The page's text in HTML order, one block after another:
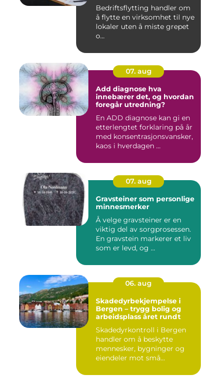
Bedriftsflytting handler om
å flytte en virksomhet til nye
lokaler uten å miste grepet
o...
07. aug
Add diagnose hva
innebærer det, og hvordan
foregår utredning?
En ADD diagnose kan gi en
etterlengtet forklaring på år
med konsentrasjonsvansker,
kaos i hverdagen ...
07. aug
Gravsteiner som personlige
minnesmerker
Å velge gravsteiner er en
viktig del av sorgprosessen.
En gravstein markerer et liv
som er levd, og ...
06. aug
Skadedyrbekjempelse i
Bergen – trygg bolig og
arbeidsplass året rundt
Skadedyrkontroll i Bergen
handler om å beskytte
mennesker, bygninger og
eiendeler mot små...